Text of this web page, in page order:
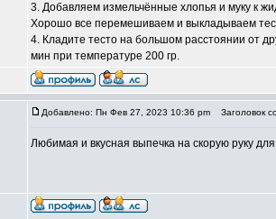
3. Добавляем измельчённые хлопья и муку к
Хорошо все перемешиваем и выкладываем
4. Кладите тесто на большом расстоянии от
мин при температуре 200 гр.
Добавлено: Пн Фев 27, 2023 10:36 pm Заголовок
Любимая и вкусная выпечка на скорую руку